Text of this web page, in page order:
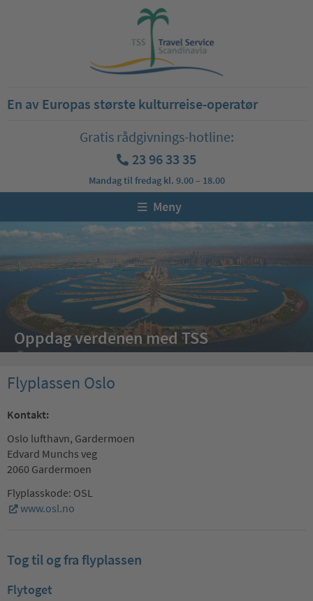
En av Europas største kulturreise-operatør
Gratis rådgivnings-hotline:
23 96 33 35
Mandag til fredag kl. 9.00 – 18.00
Meny
Oppdag verdenen med TSS
Flyplassen Oslo
Kontakt:
Oslo lufthavn, Gardermoen
Edvard Munchs veg
2060 Gardermoen
Flyplasskode: OSL
www.osl.no
Tog til og fra flyplassen
Flytoget